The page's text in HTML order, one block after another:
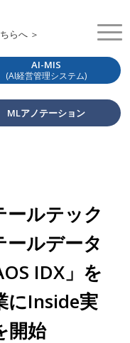
らへ ＞
AI-MIS
(AI経営管理システム)
MLアノテーション
ールテック
ールデータ
IDX」を
にInside実
開始